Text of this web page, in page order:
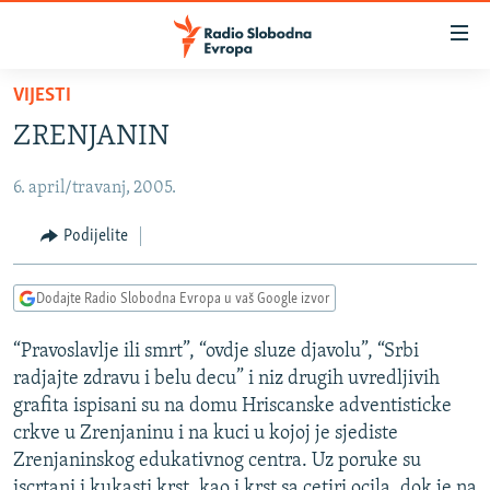
Pređite
glavni
Pređite
Pređite
pretragu
BOSNA I HERCEGOVINA
SRBIJA
KOSOVO
VIZUELNO
VIDEO
FOTOGALERIJE
INFOGRAFIKE
PODCASTI
RAT U UKRAJINI
KINA NA BALKANU
RSE PRIČE IZ SVIJETA
VIJESTI
ZRENJANIN
6. april/travanj, 2005.
Podijelite
Dodajte Radio Slobodna Evropa u vaš Google izvor
“Pravoslavlje ili smrt”, “ovdje sluze djavolu”, “Srbi
radjajte zdravu i belu decu” i niz drugih uvredljivih
grafita ispisani su na domu Hriscanske adventisticke
crkve u Zrenjaninu i na kuci u kojoj je sjediste
Zrenjaninskog edukativnog centra. Uz poruke su